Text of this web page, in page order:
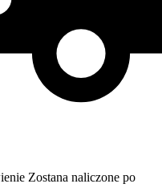
Zostana naliczone po